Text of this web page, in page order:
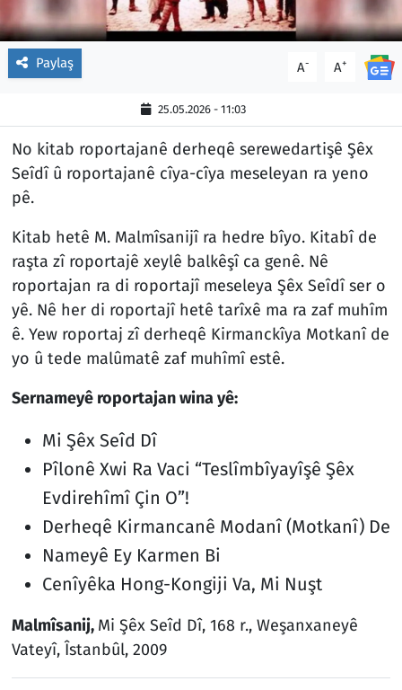
Paylaş A- A+
25.05.2026 - 11:03
No kitab roportajanê derheqê serewedartişê Şêx
Seîdî û roportajanê cîya-cîya meseleyan ra yeno
pê.
Kitab hetê M. Malmîsanijî ra hedre bîyo. Kitabî de
raşta zî roportajê xeylê balkêşî ca genê. Nê
roportajan ra di roportajî meseleya Şêx Seîdî ser o
yê. Nê her di roportajî hetê tarîxê ma ra zaf muhîm
ê. Yew roportaj zî derheqê Kirmanckîya Motkanî de
yo û tede malûmatê zaf muhîmî estê.
Sernameyê roportajan wina yê:
Mi Şêx Seîd Dî
Pîlonê Xwi Ra Vaci “Teslîmbîyayîşê Şêx
Evdirehîmî Çin O”!
Derheqê Kirmancanê Modanî (Motkanî) De
Nameyê Ey Karmen Bi
Cenîyêka Hong-Kongiji Va, Mi Nuşt
Malmîsanij, Mi Şêx Seîd Dî, 168 r., Weşanxaneyê
Vateyî, Îstanbûl, 2009